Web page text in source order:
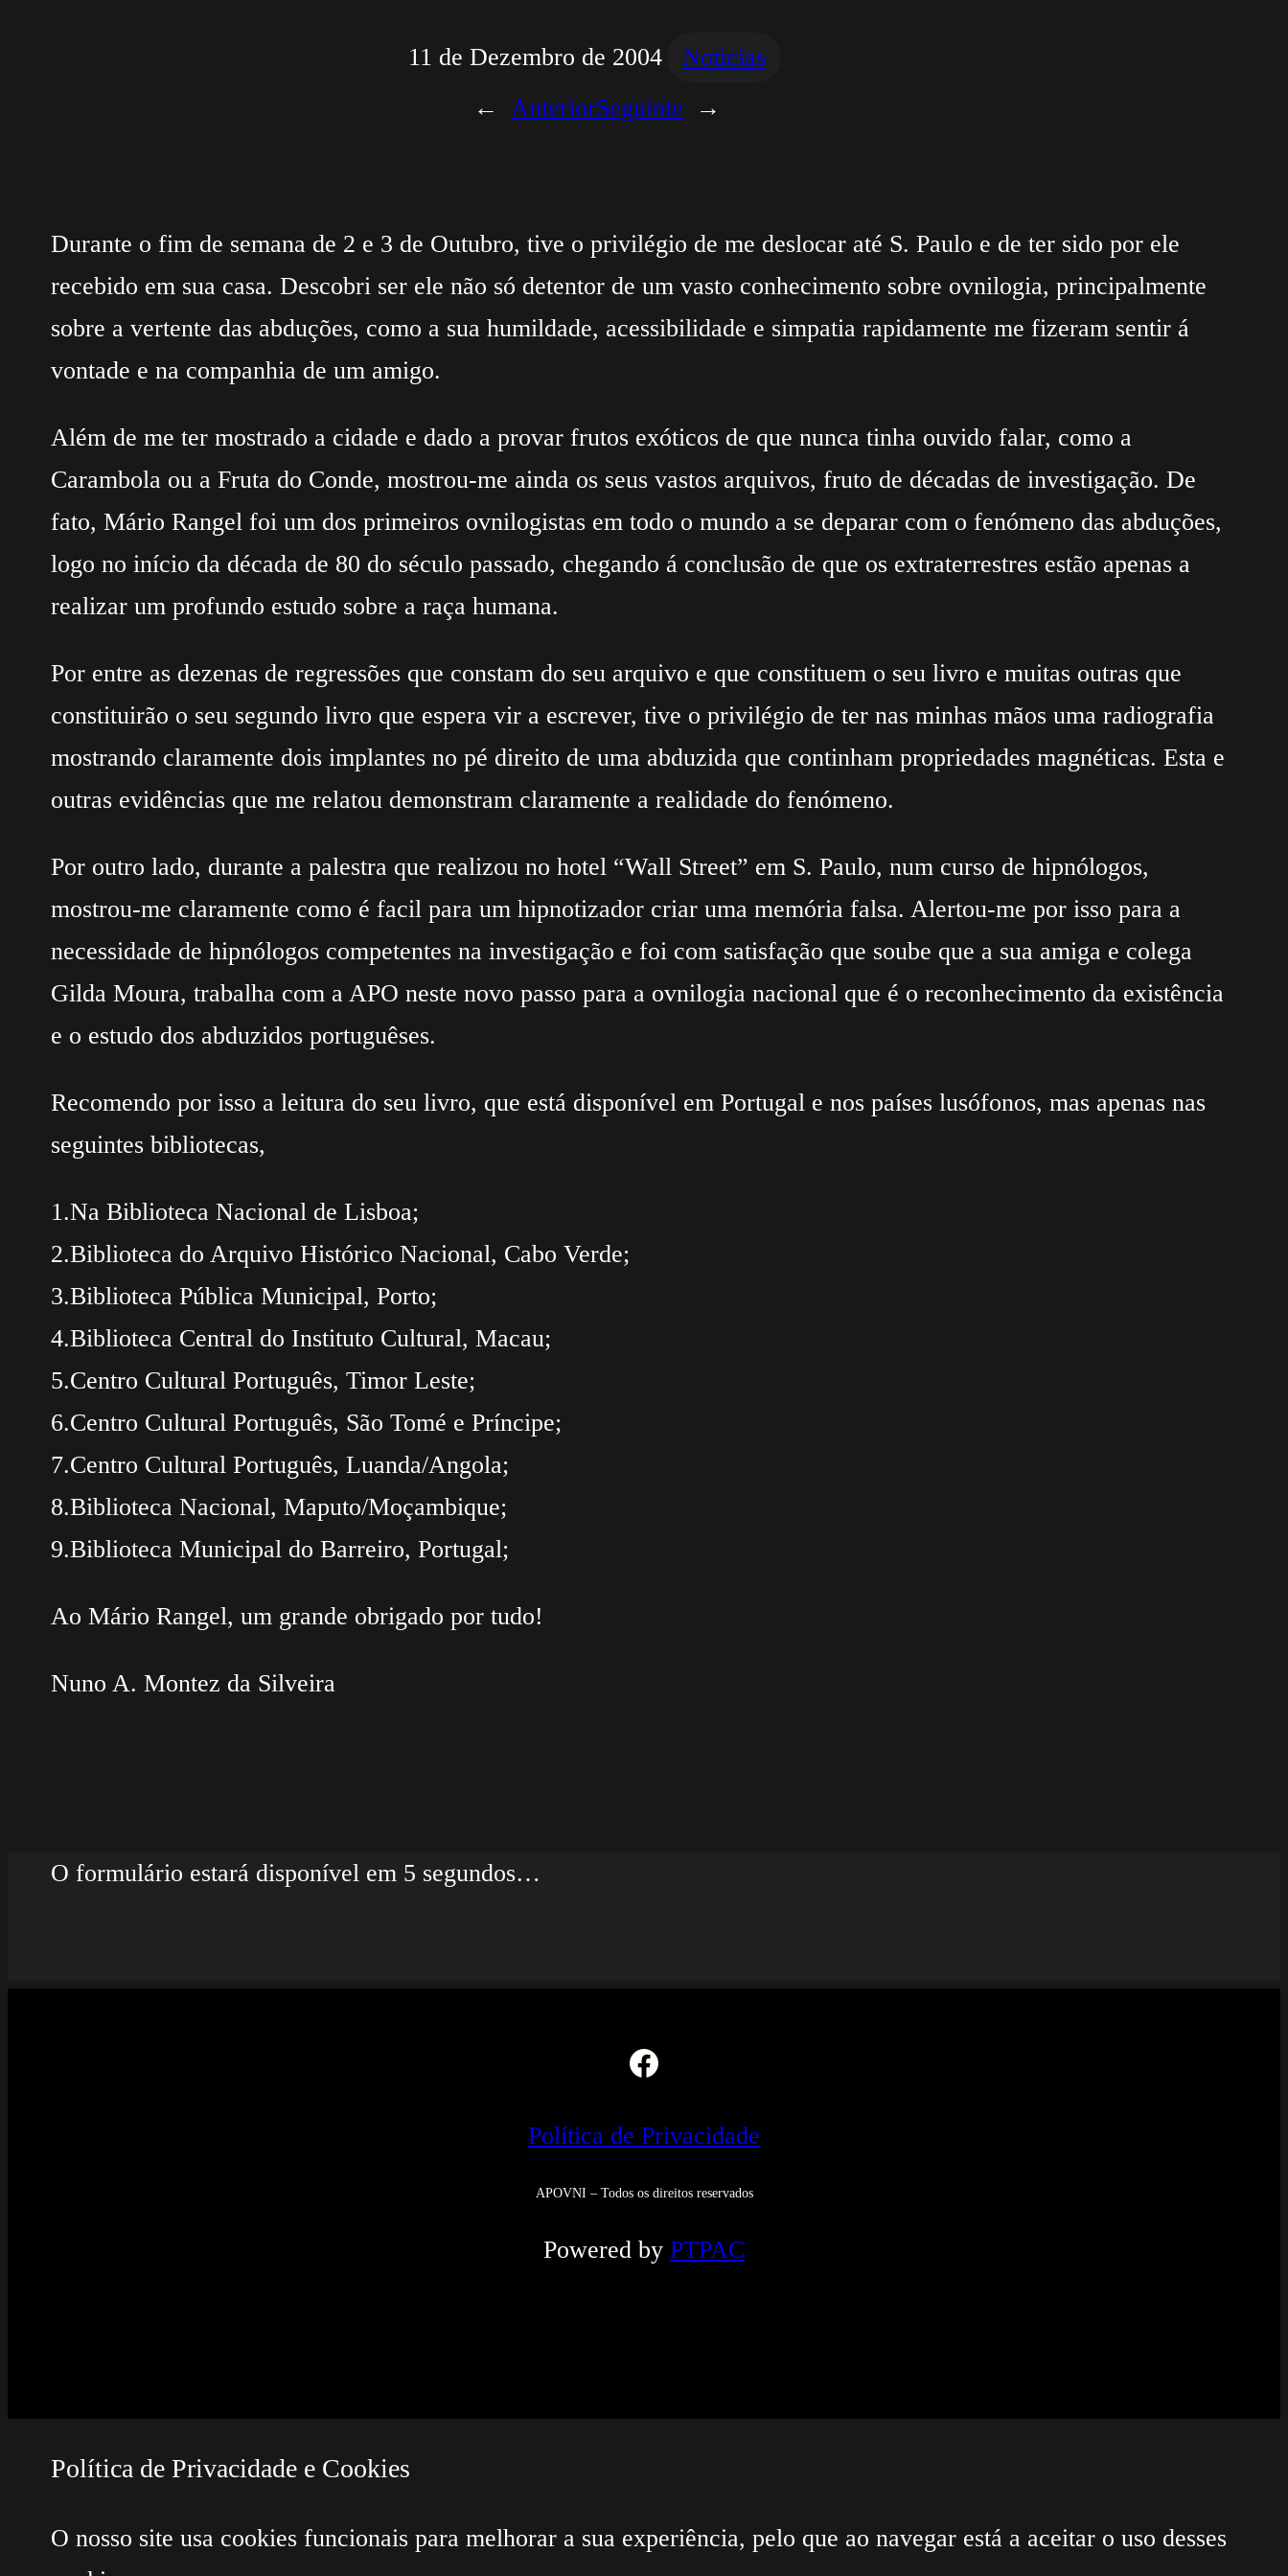
11 de Dezembro de 2004
Noticias
←
AnteriorSeguinte →
Durante o fim de semana de 2 e 3 de Outubro, tive o privilégio de me deslocar até S. Paulo e de ter sido por ele
recebido em sua casa. Descobri ser ele não só detentor de um vasto conhecimento sobre ovnilogia, principalmente
sobre a vertente das abduções, como a sua humildade, acessibilidade e simpatia rapidamente me fizeram sentir á
vontade e na companhia de um amigo.
Além de me ter mostrado a cidade e dado a provar frutos exóticos de que nunca tinha ouvido falar, como a
Carambola ou a Fruta do Conde, mostrou-me ainda os seus vastos arquivos, fruto de décadas de investigação. De
fato, Mário Rangel foi um dos primeiros ovnilogistas em todo o mundo a se deparar com o fenómeno das abduções,
logo no início da década de 80 do século passado, chegando á conclusão de que os extraterrestres estão apenas a
realizar um profundo estudo sobre a raça humana.
Por entre as dezenas de regressões que constam do seu arquivo e que constituem o seu livro e muitas outras que
constituirão o seu segundo livro que espera vir a escrever, tive o privilégio de ter nas minhas mãos uma radiografia
mostrando claramente dois implantes no pé direito de uma abduzida que continham propriedades magnéticas. Esta e
outras evidências que me relatou demonstram claramente a realidade do fenómeno.
Por outro lado, durante a palestra que realizou no hotel “Wall Street” em S. Paulo, num curso de hipnólogos,
mostrou-me claramente como é facil para um hipnotizador criar uma memória falsa. Alertou-me por isso para a
necessidade de hipnólogos competentes na investigação e foi com satisfação que soube que a sua amiga e colega
Gilda Moura, trabalha com a APO neste novo passo para a ovnilogia nacional que é o reconhecimento da existência
e o estudo dos abduzidos portuguêses.
Recomendo por isso a leitura do seu livro, que está disponível em Portugal e nos países lusófonos, mas apenas nas
seguintes bibliotecas,
1.Na Biblioteca Nacional de Lisboa;
2.Biblioteca do Arquivo Histórico Nacional, Cabo Verde;
3.Biblioteca Pública Municipal, Porto;
4.Biblioteca Central do Instituto Cultural, Macau;
5.Centro Cultural Português, Timor Leste;
6.Centro Cultural Português, São Tomé e Príncipe;
7.Centro Cultural Português, Luanda/Angola;
8.Biblioteca Nacional, Maputo/Moçambique;
9.Biblioteca Municipal do Barreiro, Portugal;
Ao Mário Rangel, um grande obrigado por tudo!
Nuno A. Montez da Silveira
O formulário estará disponível em 5 segundos…
Facebook
Política de Privacidade
APOVNI – Todos os direitos reservados
Powered by PTPAC
Política de Privacidade e Cookies
O nosso site usa cookies funcionais para melhorar a sua experiência, pelo que ao navegar está a aceitar o uso desses